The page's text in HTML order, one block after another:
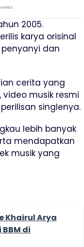
2005.
karya orisinal
dan
cerita yang
musik resmi
singlenya.
lebih banyak
mendapatkan
musik yang
Khairul Arya
di